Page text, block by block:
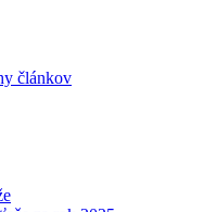
článkov